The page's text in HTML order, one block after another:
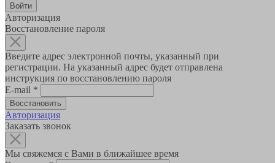
Авторизация
Восстановление пароля
Введите адрес электронной почты, указанный при
регистрации. На указанный адрес будет отправлена
инструкция по восстановлению пароля
E-mail *
Авторизация
Заказать звонок
Мы свяжемся с Вами в ближайшее время